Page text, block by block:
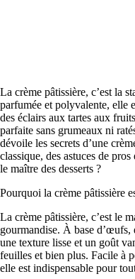
La crème pâtissière, c’est la
parfumée et polyvalente, elle
des éclairs aux tartes aux
parfaite sans grumeaux ni
dévoile les secrets d’une
classique, des astuces de
le maître des desserts ?
Pourquoi la crème pâtissière
La crème pâtissière, c’est le
gourmandise. À base
une texture lisse et un goût
feuilles et bien plus. Facile à
elle est indispensable pour